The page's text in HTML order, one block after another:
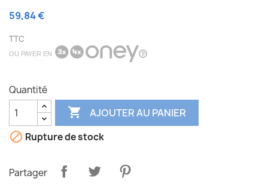
59,84 €
TTC
OU PAYER EN
Quantité
 AJOUTER AU PANIER
 Rupture de stock
Partager